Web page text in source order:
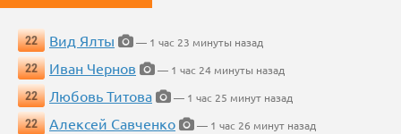
22 Вид Ялты
— 1 час 23 минуты назад
22
Иван Чернов
— 1 час 24 минуты назад
22
Любовь Титова
— 1 час 25 минут назад
22
Алексей Савченко
— 1 час 26 минут назад